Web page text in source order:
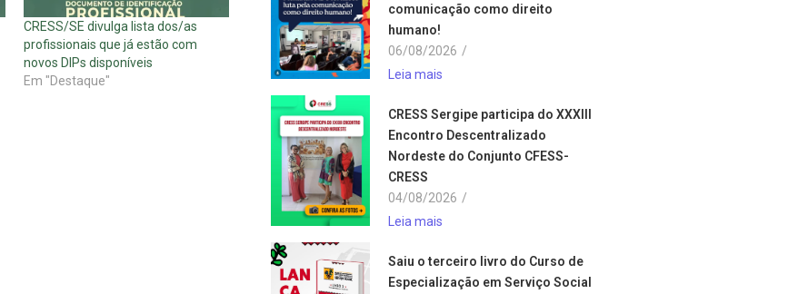
CRESS/SE divulga lista dos/as
profissionais que já estão com
novos DIPs disponíveis
Em "Destaque"
comunicação como direito
humano!
06/08/2026 /
Leia mais
CRESS Sergipe participa do XXXIII
Encontro Descentralizado
Nordeste do Conjunto CFESS-
CRESS
04/08/2026 /
Leia mais
Saiu o terceiro livro do Curso de
Especialização em Serviço Social